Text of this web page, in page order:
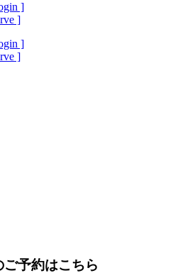
]
]
]
]
予約はこちら